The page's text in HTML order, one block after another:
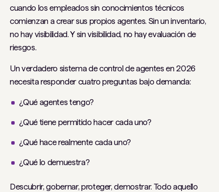
cuando los empleados sin conocimientos técnicos
comienzan a crear sus propios agentes. Sin un inventario,
no hay visibilidad. Y sin visibilidad, no hay evaluación de
riesgos.
Un verdadero sistema de control de agentes en 2026
necesita responder cuatro preguntas bajo demanda:
¿Qué agentes tengo?
¿Qué tiene permitido hacer cada uno?
¿Qué hace realmente cada uno?
¿Qué lo demuestra?
Descubrir, gobernar, proteger, demostrar. Todo aquello